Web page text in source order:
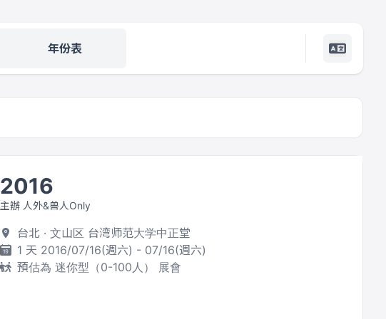
年份表
2016
主辦 人外&兽人Only
台北 · 文山区 台湾师范大学中正堂
1 天 2016/07/16(週六) - 07/16(週六)
預估為 迷你型（0-100人） 展會